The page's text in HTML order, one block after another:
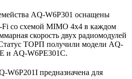
AQ-W6P301 оснащены
Fi со схемой MIMO 4x4 в каждом
скорость двух радиомодулей
ТОРП получили модели AQ-
и AQ-W6PE301C.
W6P201I предназначена для